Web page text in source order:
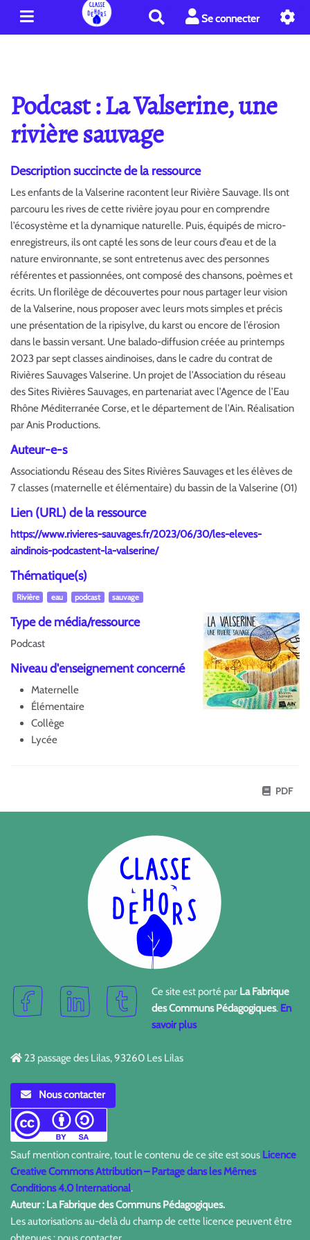
e
r
c
e
Se connecter
Podcast : La Valserine, une
rivière sauvage
Description succincte de la ressource
Les enfants de la Valserine racontent leur Rivière Sauvage. Ils ont
parcouru les rives de cette rivière joyau pour en comprendre
l’écosystème et la dynamique naturelle. Puis, équipés de micro-
enregistreurs, ils ont capté les sons de leur cours d’eau et de la
nature environnante, se sont entretenus avec des personnes
référentes et passionnées, ont composé des chansons, poèmes et
écrits. Un florilège de découvertes pour nous partager leur vision
de la Valserine, nous proposer avec leurs mots simples et précis
une présentation de la ripisylve, du karst ou encore de l’érosion
dans le bassin versant. Une balado-diffusion créée au printemps
2023 par sept classes aindinoises, dans le cadre du contrat de
Rivières Sauvages Valserine. Un projet de l’Association du réseau
des Sites Rivières Sauvages, en partenariat avec l’Agence de l’Eau
Rhône Méditerranée Corse, et le département de l’Ain. Réalisation
par Anis Productions.
Auteur-e-s
Associationdu Réseau des Sites Rivières Sauvages et les élèves de
7 classes (maternelle et élémentaire) du bassin de la Valserine (01)
Lien (URL) de la ressource
https://www.rivieres-sauvages.fr/2023/06/30/les-eleves-
aindinois-podcastent-la-valserine/
Thématique(s)
Rivière eau podcast sauvage
Type de média/ressource
Podcast
Niveau d'enseignement concerné
Maternelle
Élémentaire
Collège
Lycée
PDF
Ce site est porté par La Fabrique
des Communs Pédagogiques. En
savoir plus
23 passage des Lilas, 93260 Les Lilas
Nous contacter
Sauf mention contraire, tout le contenu de ce site est sous Licence
Creative Commons Attribution – Partage dans les Mêmes
Conditions 4.0 International.
Auteur : La Fabrique des Communs Pédagogiques.
Les autorisations au-delà du champ de cette licence peuvent être